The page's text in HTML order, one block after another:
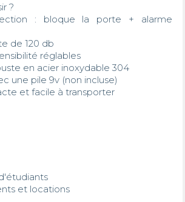
?
: bloque la porte + alarme
de 120 db
réglables
en acier inoxydable 304
une pile 9v (non incluse)
et facile à transporter
et locations